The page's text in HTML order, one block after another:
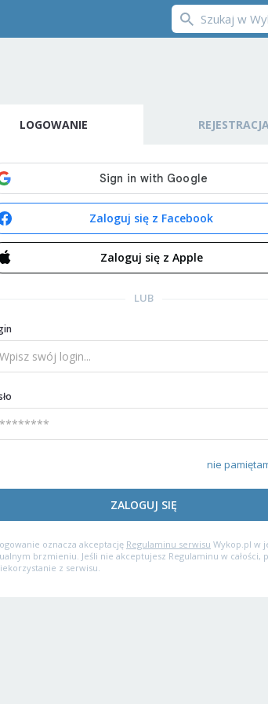
LOGOWANIE
Zaloguj się z Facebook
Zaloguj się z Apple
LUB
nie
ZALOGUJ SIĘ
oznacza akceptację Regulaminu serwisu Wykop.pl w
brzmieniu. Jeśli nie akceptujesz Regulaminu w całości,
z serwisu.